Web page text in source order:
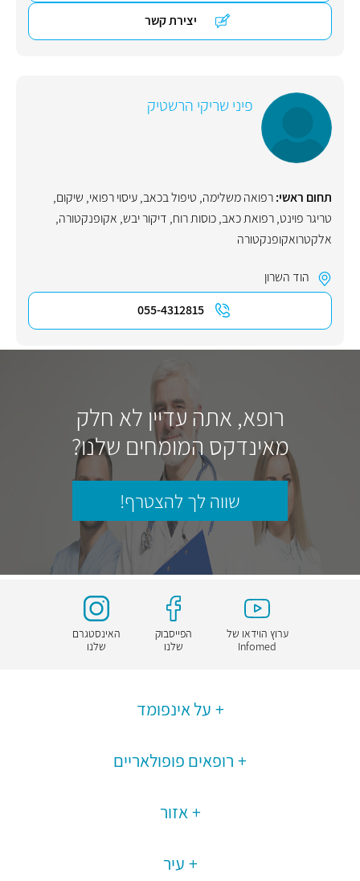
יצירת קשר
פיני שריקי הרשטיק
תחום ראשי:רפואה משלימה, טיפול בכאב,עיסוי רפואי, שיקום,
טריגר פוינט,רפואת כאב,כוסות רוח, דיקור יבש, אקופנקטורה,
אלקטרואקופנקטורה
הוד השרון
055-4312815
רופא, אתה עדיין לא חלק
מאינדקס המומחים שלנו?
שווה לך להצטרף!
ערוץ הוידאו של
Infomed
הפייסבוק
שלנו
האינסטגרם
שלנו
על אינפומד
רופאים פופולאריים
אזור
עיר